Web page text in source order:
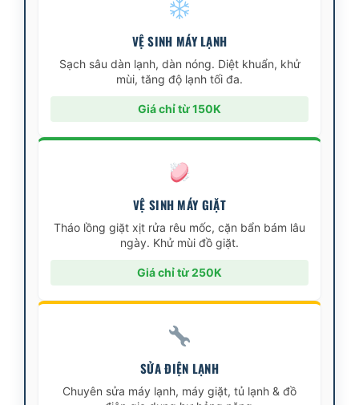
VỆ SINH MÁY LẠNH
Sạch sâu dàn lạnh, dàn nóng. Diệt khuẩn, khử
mùi, tăng độ lạnh tối đa.
Giá chỉ từ 150K
VỆ SINH MÁY GIẶT
Tháo lồng giặt xịt rửa rêu mốc, cặn bẩn bám lâu
ngày. Khử mùi đồ giặt.
Giá chỉ từ 250K
SỬA ĐIỆN LẠNH
Chuyên sửa máy lạnh, máy giặt, tủ lạnh & đồ